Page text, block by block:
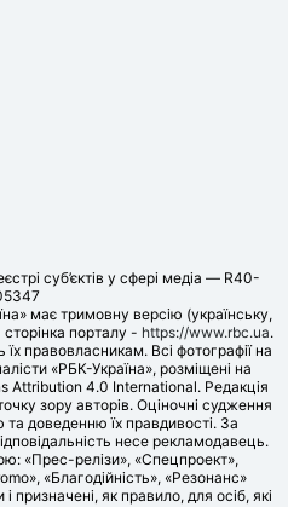
суб’єктів у сфері медіа — R40-
має тримовну версію (українську,
сторінка порталу - https://www.rbc.ua.
правовласникам. Всі фотографії на
«РБК-Україна», розміщені на
Attribution 4.0 International. Редакція
зору авторів. Оціночні судження
доведенню їх правдивості. За
несе рекламодавець.
«Прес-релізи», «Спецпроект»,
«Благодійність», «Резонанс»
як правило, для осіб, які